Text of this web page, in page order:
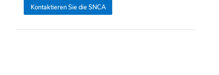
Kontaktieren Sie die SNCA